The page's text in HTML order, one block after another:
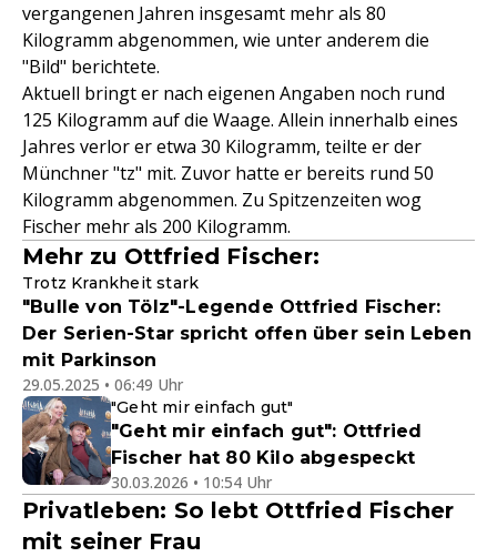
vergangenen Jahren insgesamt mehr als 80
Kilogramm abgenommen, wie unter anderem die
"Bild" berichtete.
Aktuell bringt er nach eigenen Angaben noch rund
125 Kilogramm auf die Waage. Allein innerhalb eines
Jahres verlor er etwa 30 Kilogramm, teilte er der
Münchner "tz" mit. Zuvor hatte er bereits rund 50
Kilogramm abgenommen. Zu Spitzenzeiten wog
Fischer mehr als 200 Kilogramm.
Mehr zu Ottfried Fischer:
Trotz Krankheit stark
"Bulle von Tölz"-Legende Ottfried Fischer:
Der Serien-Star spricht offen über sein Leben
mit Parkinson
29.05.2025 • 06:49 Uhr
"Geht mir einfach gut"
"Geht mir einfach gut": Ottfried
Fischer hat 80 Kilo abgespeckt
30.03.2026 • 10:54 Uhr
Privatleben: So lebt Ottfried Fischer
mit seiner Frau